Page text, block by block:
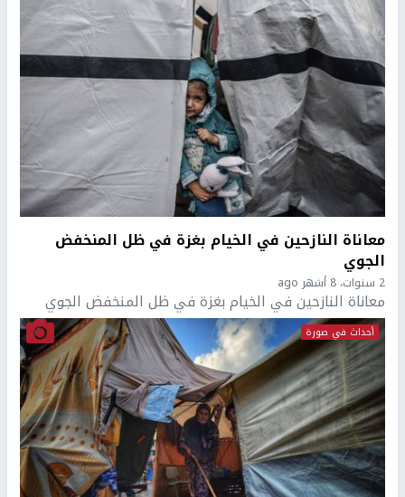
معاناة النازحين في الخيام بغزة في ظل المنخفض
الجوي
2 سنوات، 8 أشهر ago
معاناة النازحين في الخيام بغزة في ظل المنخفض الجوي
أحداث في صورة